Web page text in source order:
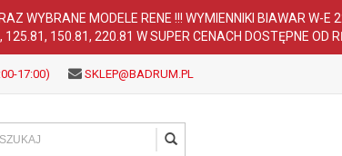
WYBRANE MODELE RENE !!! WYMIENNIKI BIAWAR
125.81, 150.81, 220.81 W SUPER CENACH DOSTĘPNE OD
17:00) SKLEP@BADRUM.PL